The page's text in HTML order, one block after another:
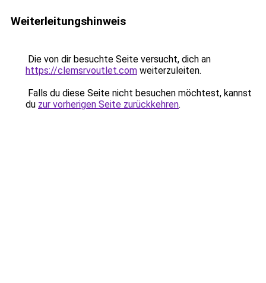
Weiterleitungshinweis
Die von dir besuchte Seite versucht, dich an
https://clemsrvoutlet.com weiterzuleiten.
Falls du diese Seite nicht besuchen möchtest, kannst
du zur vorherigen Seite zurückkehren.